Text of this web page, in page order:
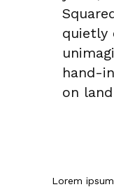
quietly
hand-
on
Lorem